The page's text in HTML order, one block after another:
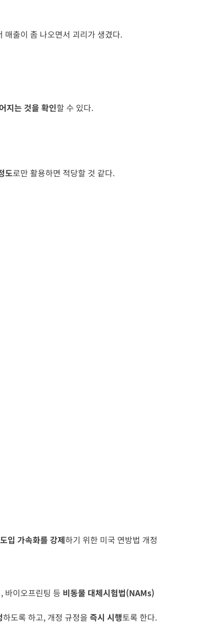
출이 좀 나오면서 괴리가 생겼다.
지는 것을 확인할 수 있다.
도로만 활용하면 적당할 것 같다.
입 가속화를 강제하기 위한 미국 연방법 개정
바이오프린팅 등 비동물 대체시험법(NAMs)
하도록 하고, 개정 규정을즉시 시행토록 한다.